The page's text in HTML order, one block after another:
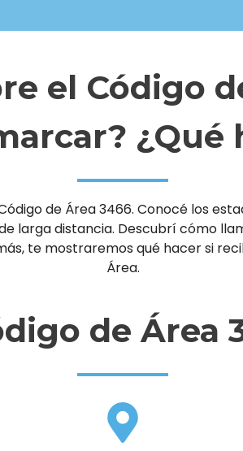
el Código
de Área 3466. Conocé los
larga distancia. Descubrí cómo
te mostraremos qué hacer si
Área.
de Área